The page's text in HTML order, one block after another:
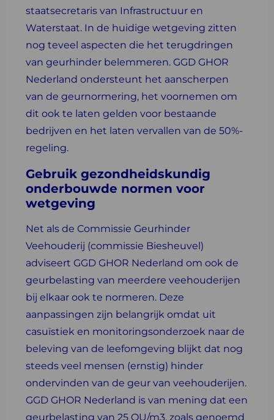
staatsecretaris van Infrastructuur en
Waterstaat. In de huidige wetgeving zitten
nog teveel aspecten die het terugdringen
van geurhinder belemmeren. GGD GHOR
Nederland ondersteunt het aanscherpen
van de geurnormering, het voornemen om
dit ook te laten gelden voor bestaande
bedrijven en het laten vervallen van de 50%-
regeling.
Gebruik gezondheidskundig
onderbouwde normen voor
wetgeving
Net als de Commissie Geurhinder
Veehouderij (commissie Biesheuvel)
adviseert GGD GHOR Nederland om ook de
geurbelasting van meerdere veehouderijen
bij elkaar ook te normeren. Deze
aanpassingen zijn belangrijk omdat uit
casuïstiek en monitoringsonderzoek naar de
beleving van de leefomgeving blijkt dat nog
steeds veel mensen (ernstig) hinder
ondervinden van de geur van veehouderijen.
GGD GHOR Nederland is van mening dat een
geurbelasting van 25 OU/m3, zoals genoemd